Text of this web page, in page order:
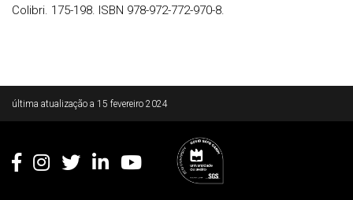
Colibri. 175-198. ISBN 978-972-772-970-8.
última atualização a 15 fevereiro 2024